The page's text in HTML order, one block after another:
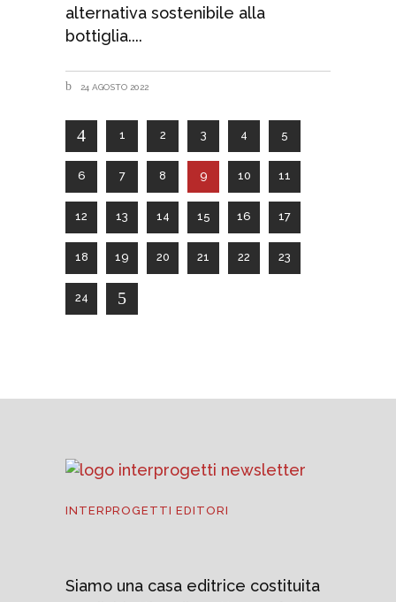
alternativa sostenibile alla
bottiglia.
24 AGOSTO 2022
1 2 3 4 5
6 7 8 9 10 11
12 13 14 15 16 17
18 19 20 21 22 23
24
INTERPROGETTI EDITORI
Siamo una casa editrice costituita